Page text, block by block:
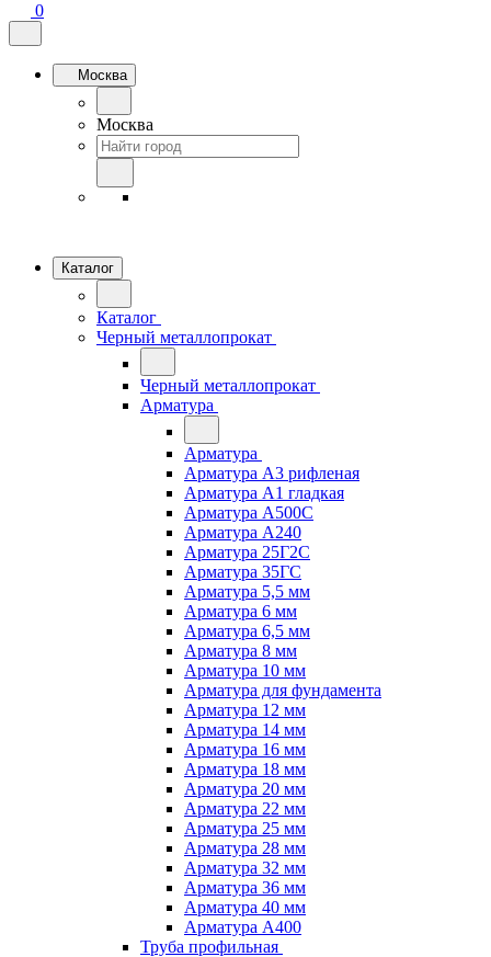
0
Москва
Москва
Каталог
Каталог
Черный металлопрокат
Черный металлопрокат
Арматура
Арматура
Арматура А3 рифленая
Арматура А1 гладкая
Арматура А500С
Арматура А240
Арматура 25Г2С
Арматура 35ГС
Арматура 5,5 мм
Арматура 6 мм
Арматура 6,5 мм
Арматура 8 мм
Арматура 10 мм
Арматура для фундамента
Арматура 12 мм
Арматура 14 мм
Арматура 16 мм
Арматура 18 мм
Арматура 20 мм
Арматура 22 мм
Арматура 25 мм
Арматура 28 мм
Арматура 32 мм
Арматура 36 мм
Арматура 40 мм
Арматура А400
Труба профильная